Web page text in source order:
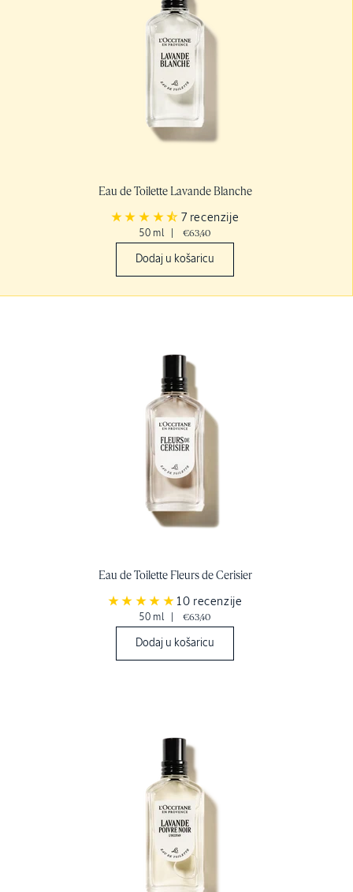
Eau de Toilette Lavande Blanche
7 recenzije
50 ml €63,40
Dodaj u košaricu
Eau de Toilette Fleurs de Cerisier
10 recenzije
50 ml €63,40
Dodaj u košaricu